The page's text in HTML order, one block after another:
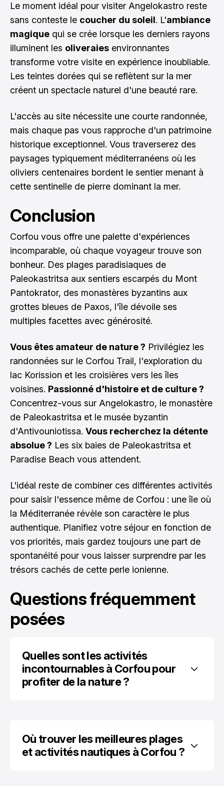
Le moment idéal pour visiter Angelokastro reste
sans conteste le coucher du soleil. L'ambiance
magique qui se crée lorsque les derniers rayons
illuminent les oliveraies environnantes
transforme votre visite en expérience inoubliable.
Les teintes dorées qui se reflètent sur la mer
créent un spectacle naturel d'une beauté rare.
L'accès au site nécessite une courte randonnée,
mais chaque pas vous rapproche d'un patrimoine
historique exceptionnel. Vous traverserez des
paysages typiquement méditerranéens où les
oliviers centenaires bordent le sentier menant à
cette sentinelle de pierre dominant la mer.
Conclusion
Corfou vous offre une palette d'expériences
incomparable, où chaque voyageur trouve son
bonheur. Des plages paradisiaques de
Paleokastritsa aux sentiers escarpés du Mont
Pantokrator, des monastères byzantins aux
grottes bleues de Paxos, l'île dévoile ses
multiples facettes avec générosité.
Vous êtes amateur de nature ? Privilégiez les
randonnées sur le Corfou Trail, l'exploration du
lac Korission et les croisières vers les îles
voisines. Passionné d'histoire et de culture ?
Concentrez-vous sur Angelokastro, le monastère
de Paleokastritsa et le musée byzantin
d'Antivouniotissa. Vous recherchez la détente
absolue ? Les six baies de Paleokastritsa et
Paradise Beach vous attendent.
L'idéal reste de combiner ces différentes activités
pour saisir l'essence même de Corfou : une île où
la Méditerranée révèle son caractère le plus
authentique. Planifiez votre séjour en fonction de
vos priorités, mais gardez toujours une part de
spontanéité pour vous laisser surprendre par les
trésors cachés de cette perle ionienne.
Questions fréquemment
posées
Quelles sont les activités
incontournables à Corfou pour
profiter de la nature ?
Où trouver les meilleures plages
et activités nautiques à Corfou ?